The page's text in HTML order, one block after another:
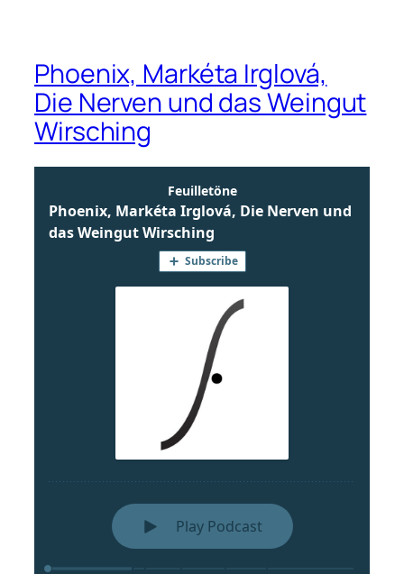
Phoenix, Markéta Irglová,
Die Nerven und das Weingut
Wirsching